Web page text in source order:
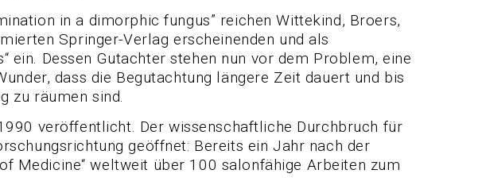
in a dimorphic fungus” reichen Wittekind, Broers,
Springer-Verlag erscheinenden und als
ein. Dessen Gutachter stehen nun vor dem Problem, eine
dass die Begutachtung längere Zeit dauert und bis
zu räumen sind.
veröffentlicht. Der wissenschaftliche Durchbruch für
geöffnet: Bereits ein Jahr nach der
Medicine“ weltweit über 100 salonfähige Arbeiten zum